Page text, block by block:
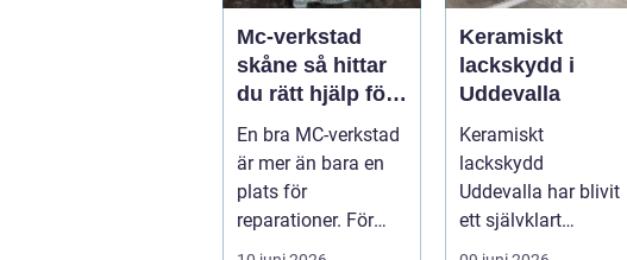
Mc-verkstad
skåne så hittar
du rätt hjälp för
din motorcykel
En bra MC-verkstad
är mer än bara en
plats för
reparationer. För
många
Keramiskt
lackskydd i
Uddevalla
Keramiskt
lackskydd
Uddevalla har blivit
ett självklart
begrepp för bilägare